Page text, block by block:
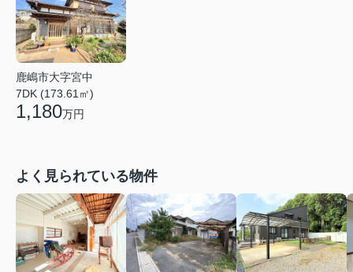
鹿嶋市大字宮中
7DK (173.61㎡)
1,180万円
よく見られている物件